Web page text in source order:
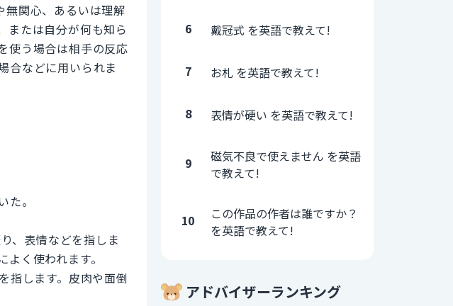
関心、あるいは理解
または自分が何も知ら
使う場合は相手の反応
合などに用いられま
。
、表情などを指しま
く使われます。
指します。皮肉や面倒
6 戴冠式 を英語で教えて!
7 お札 を英語で教えて!
8 表情が硬い を英語で教えて!
9
磁気不良で使えません を英語
で教えて!
10
この作品の作者は誰ですか？
を英語で教えて!
アドバイザーランキング